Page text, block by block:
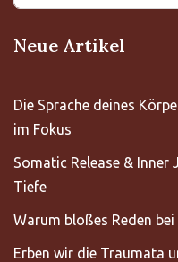
Neue Artikel
Die Sprache deines
im Fokus
Somatic Release & Inner
Tiefe
Warum bloßes Reden
Erben wir die Traumata